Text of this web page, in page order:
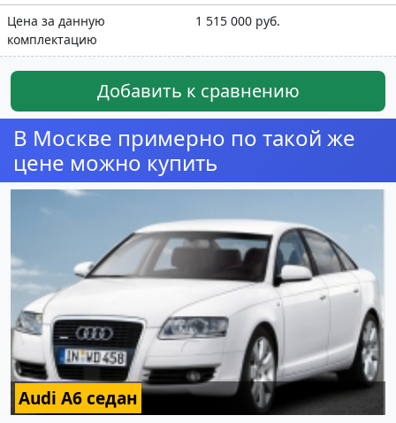
Цена за данную
комплектацию
1 515 000 руб.
Добавить к сравнению
В Москве примерно по такой же
цене можно купить
Audi A6 седан